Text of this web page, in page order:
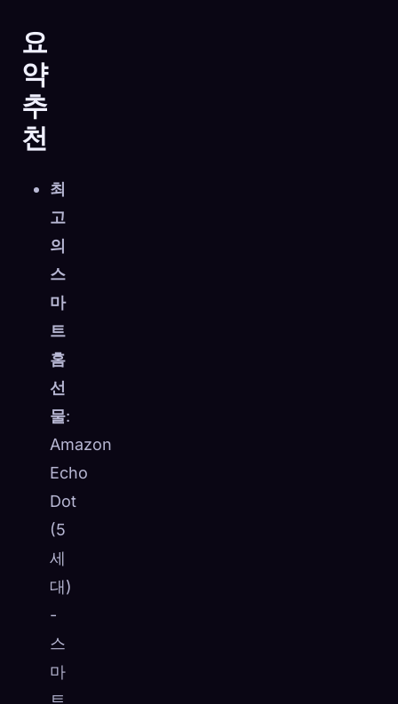
요
약
추
천
최
고
의
스
마
트
홈
선
물:
Amazon
Echo
Dot
(5
세
대)
-
스
마
트